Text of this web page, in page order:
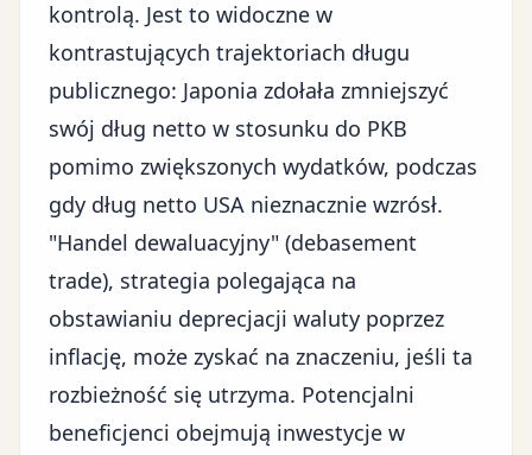
kontrolą. Jest to widoczne w
kontrastujących trajektoriach długu
publicznego: Japonia zdołała zmniejszyć
swój dług netto w stosunku do PKB
pomimo zwiększonych wydatków, podczas
gdy dług netto USA nieznacznie wzrósł.
"Handel dewaluacyjny" (debasement
trade), strategia polegająca na
obstawianiu deprecjacji waluty poprzez
inflację, może zyskać na znaczeniu, jeśli ta
rozbieżność się utrzyma. Potencjalni
beneficjenci obejmują inwestycje w